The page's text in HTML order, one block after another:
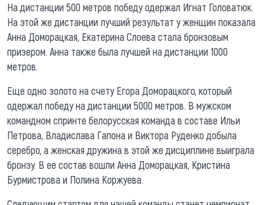
На дистанции 500 метров победу одержал Игнат Головатюк.
На этой же дистанции лучший результат у женщин показала
Анна Доморацкая, Екатерина Слоева стала бронзовым
призером. Анна также была лучшей на дистанции 1000
метров.
Еще одно золото на счету Егора Доморацкого, который
одержал победу на дистанции 5000 метров. В мужском
командном спринте белорусская команда в составе Ильи
Петрова, Владислава Гапона и Виктора Руденко добыла
серебро, а женская дружина в этой же дисциплине выиграла
бронзу. В ее состав вошли Анна Доморацкая, Кристина
Бурмистрова и Полина Коржуева.